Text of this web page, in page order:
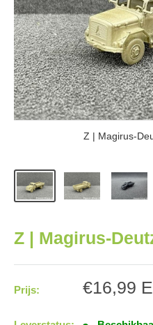
Z | Magirus-
Z | Magirus-
Prijs: €16,99